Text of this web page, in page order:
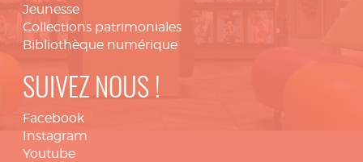
Jeunesse
Collections patrimoniales
Bibliothèque numérique
SUIVEZ NOUS !
Facebook
Instagram
Youtube